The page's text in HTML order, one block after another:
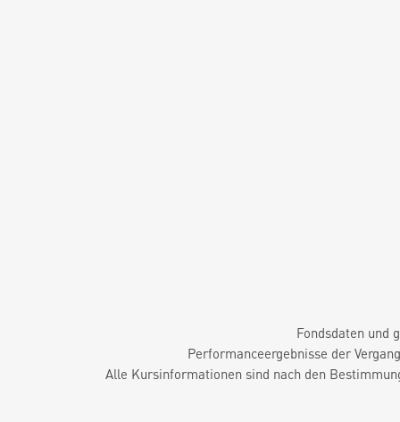
Fondsdaten und
Performanceergebnisse der
Alle Kursinformationen sind nach den